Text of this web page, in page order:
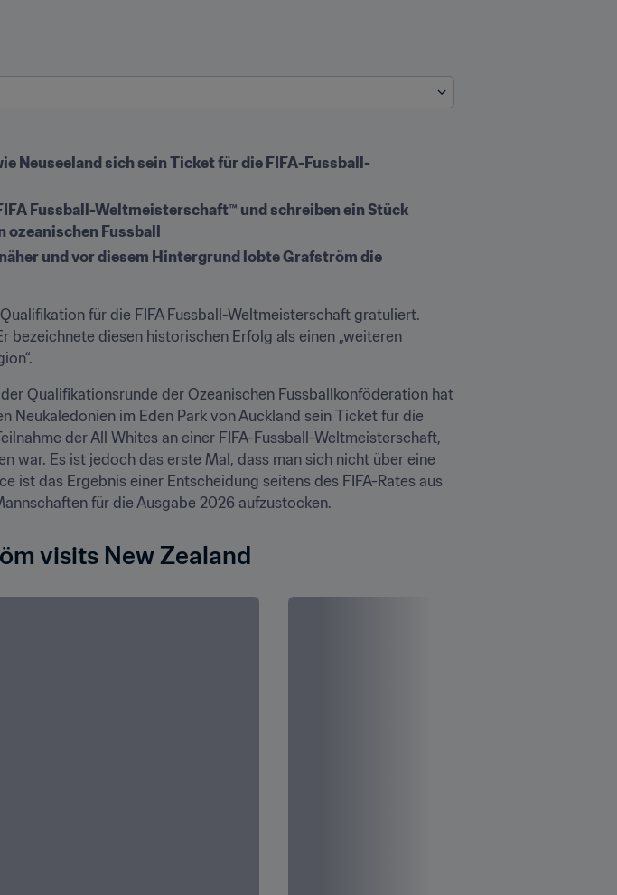
Neuseeland sich sein Ticket für die FIFA-Fussball-
Fussball-Weltmeisterschaft™ und schreiben ein Stück
ozeanischen Fussball
und vor diesem Hintergrund lobte Grafström die
für die FIFA Fussball-Weltmeisterschaft gratuliert.
diesen historischen Erfolg als einen „weiteren
Qualifikationsrunde der Ozeanischen Fussballkonföderation hat
der All Whites an einer FIFA-Fussball-Weltmeisterschaft,
war. Es ist jedoch das erste Mal, dass man sich nicht über eine
ist das Ergebnis einer Entscheidung seitens des FIFA-Rates aus
für die Ausgabe 2026 aufzustocken.
visits New Zealand